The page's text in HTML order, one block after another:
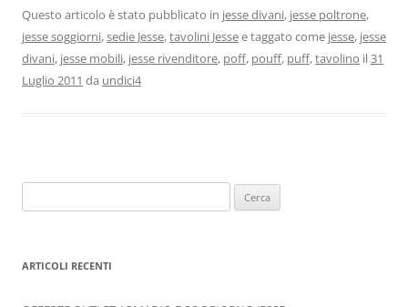
c
e
b
st
o
d
ai
l
n
di
Questo articolo è stato pubblicato in jesse divani, jesse poltrone,
jesse soggiorni,sedie Jesse,tavolini Jessee taggato come jesse, jesse
divani, jesse mobili, jesse rivenditore, poff, pouff, puff,tavolino il31
Luglio 2011 da undici4
per:
ARTICOLI RECENTI